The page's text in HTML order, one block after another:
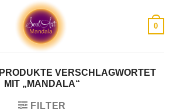
0
PRODUKTE VERSCHLAGWORTET
MIT „MANDALA“
FILTER